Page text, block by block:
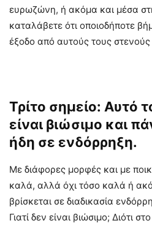
ευρωζώνη, ή ακόμα και μέσα
καταλάβετε ότι οποιοδήποτε
έξοδο από αυτούς τους
Τρίτο σημείο: Αυτό
είναι βιώσιμο και
ήδη σε ενδόρρηξη.
Με διάφορες μορφές και με
καλά, αλλά όχι τόσο καλά ή
βρίσκεται σε διαδικασία
Γιατί δεν είναι βιώσιμο; Διότι